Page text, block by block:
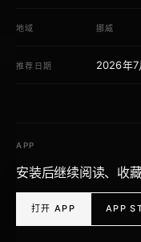
地域 挪威
推荐日期 2026年7
APP
安装后继续阅读、收
打开 APP APP